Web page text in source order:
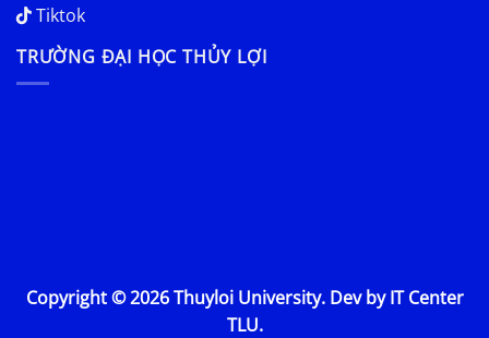
Tiktok
TRƯỜNG ĐẠI HỌC THỦY LỢI
Copyright © 2026 Thuyloi University. Dev by IT Center
TLU.